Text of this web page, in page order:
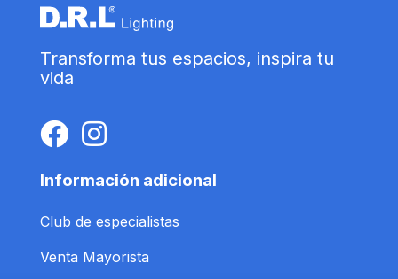
Transforma tus espacios, inspira tu
vida
Información adicional
Club de especialistas
Venta Mayorista